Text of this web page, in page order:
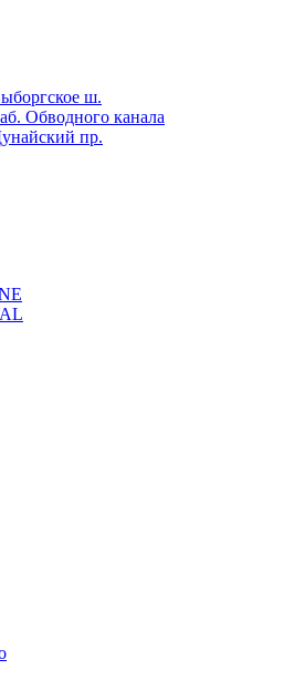
ш.
Обводного канала
пр.